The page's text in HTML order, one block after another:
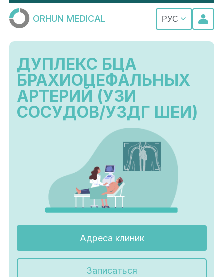
ORHUN MEDICAL РУС
ДУПЛЕКС БЦА
БРАХИОЦЕФАЛЬНЫХ
АРТЕРИЙ (УЗИ
СОСУДОВ/УЗДГ ШЕИ)
Адреса клиник
Записаться